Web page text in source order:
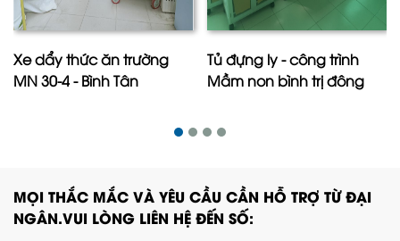
Xe dẩy thức ăn trường
MN 30-4 - Bình Tân
Tủ đựng ly - công trình
Mầm non bình trị đông
MỌI THẮC MẮC VÀ YÊU CẦU CẦN HỖ TRỢ TỪ ĐẠI
NGÂN.VUI LÒNG LIÊN HỆ ĐẾN SỐ: